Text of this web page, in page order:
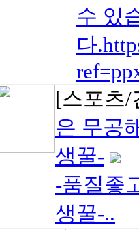
수 있
다
[스포츠
은 무공
생꿀-
-품질좋
생꿀-..